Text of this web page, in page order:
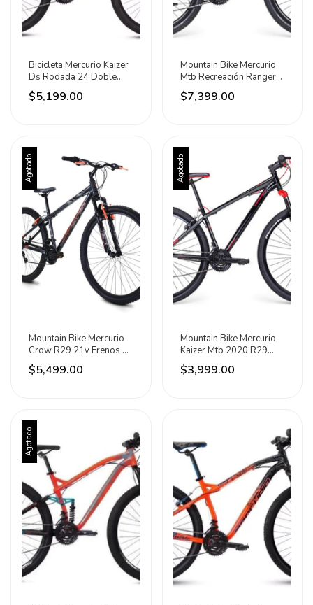
Bicicleta Mercurio Kaizer
Ds Rodada 24 Doble
Suspensión 21 V Negro
$5,199.00
Mountain Bike Mercurio
Mtb Recreación Ranger
Gris/verde
$7,399.00
Agotado
Mountain Bike Mercurio
Crow R29 21v Frenos V-
brakes Negro/rojo
$5,499.00
Agotado
Mountain Bike Mercurio
Kaizer Mtb 2020 R29
21v Negro Brillante/rojo
$3,999.00
Agotado